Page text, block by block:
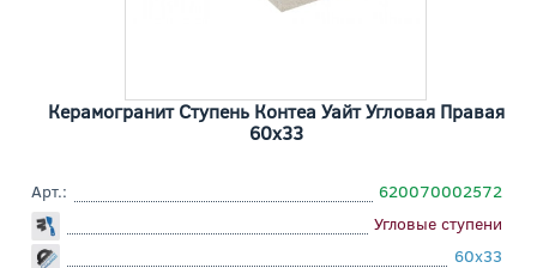
Керамогранит Ступень Контеа Уайт Угловая Правая
60x33
Арт.:
620070002572
Угловые ступени
60x33